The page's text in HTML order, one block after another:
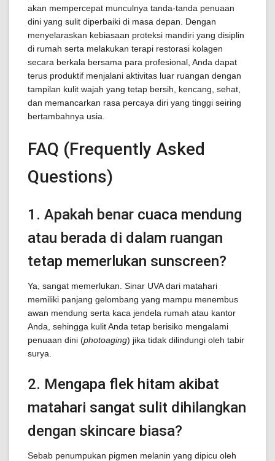
akan mempercepat munculnya tanda-tanda penuaan
dini yang sulit diperbaiki di masa depan. Dengan
menyelaraskan kebiasaan proteksi mandiri yang disiplin
di rumah serta melakukan terapi restorasi kolagen
secara berkala bersama para profesional, Anda dapat
terus produktif menjalani aktivitas luar ruangan dengan
tampilan kulit wajah yang tetap bersih, kencang, sehat,
dan memancarkan rasa percaya diri yang tinggi seiring
bertambahnya usia.
FAQ (Frequently Asked
Questions)
1. Apakah benar cuaca mendung
atau berada di dalam ruangan
tetap memerlukan sunscreen?
Ya, sangat memerlukan. Sinar UVA dari matahari
memiliki panjang gelombang yang mampu menembus
awan mendung serta kaca jendela rumah atau kantor
Anda, sehingga kulit Anda tetap berisiko mengalami
penuaan dini (photoaging) jika tidak dilindungi oleh tabir
surya.
2. Mengapa flek hitam akibat
matahari sangat sulit dihilangkan
dengan skincare biasa?
Sebab penumpukan pigmen melanin yang dipicu oleh